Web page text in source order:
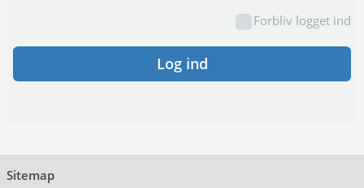
Forbliv logget ind
Log ind
Sitemap